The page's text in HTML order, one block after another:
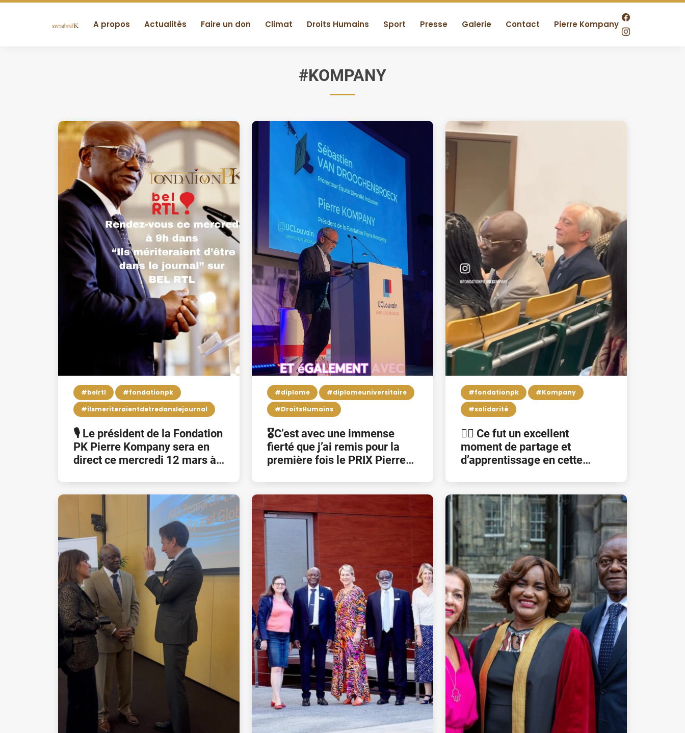
A propos Actualités Faire un don Climat Droits Humains Sport Presse Galerie Contact Pierre Kompany
#KOMPANY
#belrtl
#fondationpk
#ilsmeriteraientdetredanslejournal
🎙️ Le président de la Fondation
PK Pierre Kompany sera en
direct ce mercredi 12 mars à
mériteraient d’être dans le
journal » sur bel R
#diplome
#diplomeuniversitaire
#DroitsHumains
🎖️C’est avec une immense
fierté que j’ai remis pour la
première fois le PRIX Pierre
Fondation Pierre Kompany en
#fondationpk
#Kompany
#solidarité
👉🏿 Ce fut un excellent
moment de partage et
d’apprentissage en cette
président de la FondationPK a
participé à la conférence sur l